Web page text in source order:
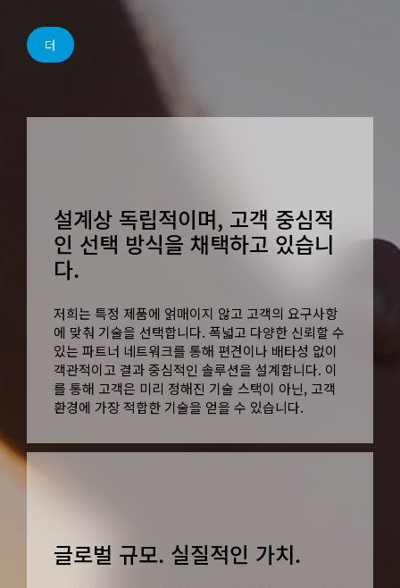
더
설계상 독립적이며, 고객 중심적
인 선택 방식을 채택하고 있습니
다.
저희는 특정 제품에 얽매이지 않고 고객의 요구사항
에 맞춰 기술을 선택합니다. 폭넓고 다양한 신뢰할 수
있는 파트너 네트워크를 통해 편견이나 배타성 없이
객관적이고 결과 중심적인 솔루션을 설계합니다. 이
를 통해 고객은 미리 정해진 기술 스택이 아닌, 고객
환경에 가장 적합한 기술을 얻을 수 있습니다.
글로벌 규모. 실질적인 가치.